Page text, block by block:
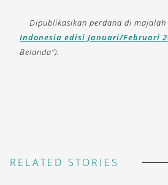
Dipublikasikan perdana di majalah
Indonesia edisi Januari/Februari
Belanda”).
RELATED STORIES